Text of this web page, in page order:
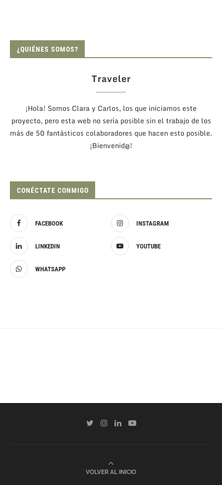
¿QUIÉNES SOMOS?
Traveler
¡Hola! Somos Clara y Carlos, los que iniciamos este
proyecto, pero esta web no sería posible sin el trabajo de los
más de 50 fantásticos colaboradores que hacen esto posible.
¡Bienvenid@!
CONÉCTATE CONMIGO
FACEBOOK INSTAGRAM
LINKEDIN YOUTUBE
WHATSAPP
VOLVER AL INICIO